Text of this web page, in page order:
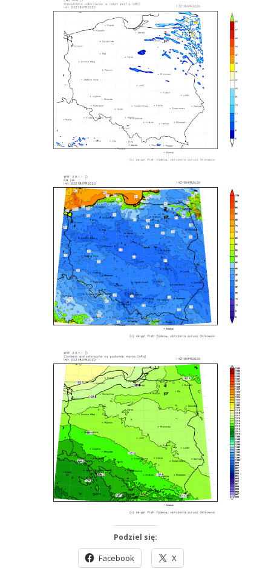
Podziel się:
Facebook X